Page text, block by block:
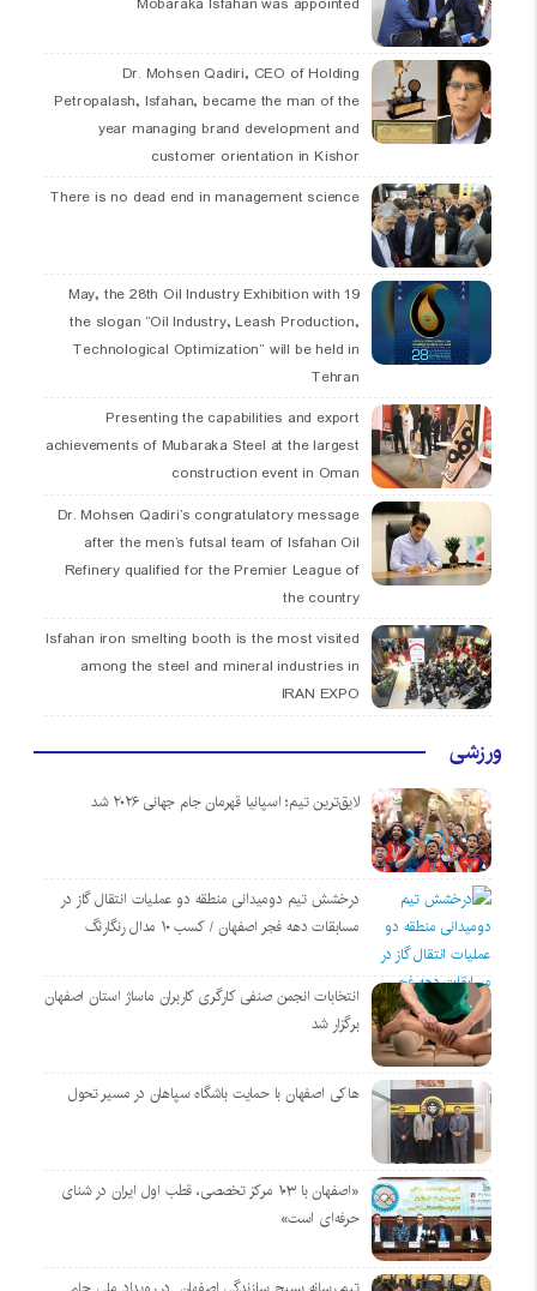
Dr. Mohsen Qadiri, CEO of Holding
Petropalash, Isfahan, became the man of the
year managing brand development and
customer orientation in Kishor
There is no dead end in management science
19 May, the 28th Oil Industry Exhibition with
the slogan “Oil Industry, Leash Production,
Technological Optimization” will be held in
Tehran
Presenting the capabilities and export
achievements of Mubaraka Steel at the largest
construction event in Oman
Dr. Mohsen Qadiri’s congratulatory message
after the men’s futsal team of Isfahan Oil
Refinery qualified for the Premier League of
the country
Isfahan iron smelting booth is the most visited
among the steel and mineral industries in
IRAN EXPO
ورزشی
لایق‌ترین تیم؛ اسپانیا قهرمان جام جهانی ۲۰۲۶ شد
درخشش تیم دومیدانی منطقه دو عملیات انتقال گاز در
مسابقات دهه فجر اصفهان / کسب ۱۰ مدال رنگارنگ
انتخابات انجمن صنفی کارگری کاربران ماساژ استان اصفهان
برگزار شد
هاکی اصفهان با حمایت باشگاه سپاهان در مسیر تحول
«اصفهان با ۱۰۳ مرکز تخصصی، قطب اول ایران در شنای
حرفه‌ای است»